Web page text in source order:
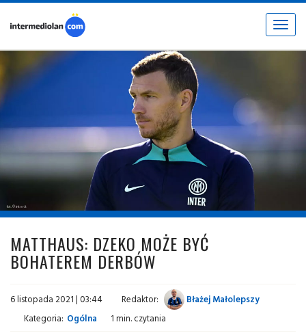
Toggle
fot. © inter.it
MATTHAUS: DZEKO MOŻE BYĆ
BOHATEREM DERBÓW
6 listopada 2021 | 03:44 Redaktor:
Błażej Małolepszy
Kategoria: Ogólna 1 min. czytania